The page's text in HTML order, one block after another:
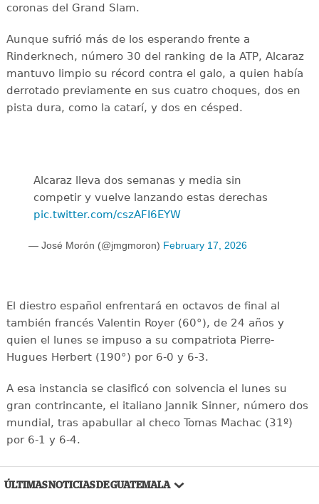
coronas del Grand Slam.
Aunque sufrió más de los esperando frente a
Rinderknech, número 30 del ranking de la ATP, Alcaraz
mantuvo limpio su récord contra el galo, a quien había
derrotado previamente en sus cuatro choques, dos en
pista dura, como la catarí, y dos en césped.
Alcaraz lleva dos semanas y media sin
competir y vuelve lanzando estas derechas
pic.twitter.com/cszAFI6EYW
— José Morón (@jmgmoron) February 17, 2026
El diestro español enfrentará en octavos de final al
también francés Valentin Royer (60°), de 24 años y
quien el lunes se impuso a su compatriota Pierre-
Hugues Herbert (190°) por 6-0 y 6-3.
A esa instancia se clasificó con solvencia el lunes su
gran contrincante, el italiano Jannik Sinner, número dos
mundial, tras apabullar al checo Tomas Machac (31º)
por 6-1 y 6-4.
ÚLTIMAS NOTICIAS DE GUATEMALA